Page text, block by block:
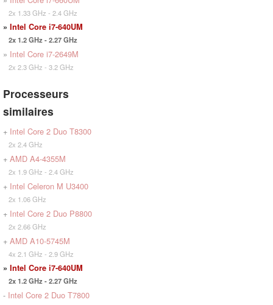
2x 1.33 GHz - 2.4 GHz
» Intel Core i7-640UM
2x 1.2 GHz - 2.27 GHz
» Intel Core i7-2649M
2x 2.3 GHz - 3.2 GHz
Processeurs
similaires
+ Intel Core 2 Duo T8300
2x 2.4 GHz
+ AMD A4-4355M
2x 1.9 GHz - 2.4 GHz
+ Intel Celeron M U3400
2x 1.06 GHz
+ Intel Core 2 Duo P8800
2x 2.66 GHz
+ AMD A10-5745M
4x 2.1 GHz - 2.9 GHz
» Intel Core i7-640UM
2x 1.2 GHz - 2.27 GHz
- Intel Core 2 Duo T7800